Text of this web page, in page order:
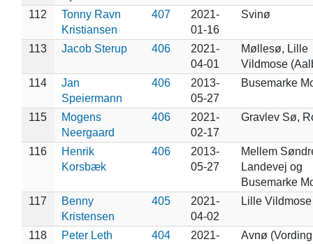
112
Tonny Ravn
Kristiansen
407
2021-
01-16
Svinø
113 Jacob Sterup 406
2021-
04-01
Møllesø, Lille
Vildmose
114
Jan
Speiermann
406
2013-
05-27
Busemarke
115
Mogens
Neergaard
406
2021-
02-17
Gravlev Sø,
116
Henrik
Korsbæk
406
2013-
05-27
Mellem
Landevej og
Busemarke
117
Benny
Kristensen
405
2021-
04-02
Lille Vildmose
118
Peter Leth
404
2021-
Avnø